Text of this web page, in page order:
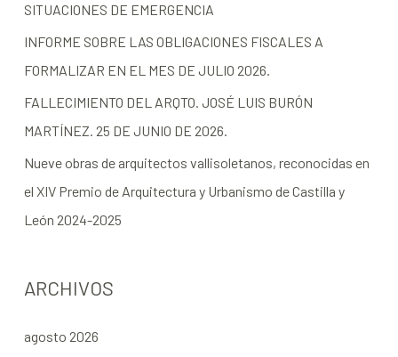
SITUACIONES DE EMERGENCIA
INFORME SOBRE LAS OBLIGACIONES FISCALES A
FORMALIZAR EN EL MES DE JULIO 2026.
FALLECIMIENTO DEL ARQTO. JOSÉ LUIS BURÓN
MARTÍNEZ. 25 DE JUNIO DE 2026.
Nueve obras de arquitectos vallisoletanos, reconocidas en
el XIV Premio de Arquitectura y Urbanismo de Castilla y
León 2024-2025
ARCHIVOS
agosto 2026